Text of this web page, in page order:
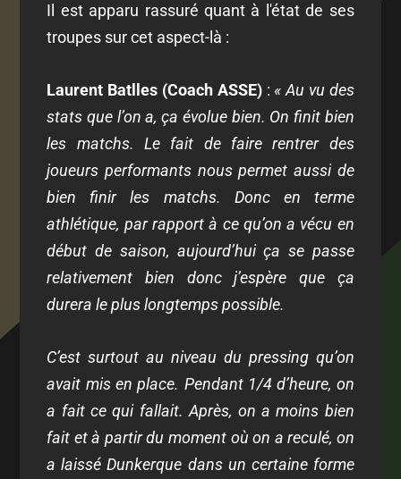
Il est apparu rassuré quant à l'état de ses
troupes sur cet aspect-là :
Laurent Batlles (Coach ASSE): « Au vu des
stats que l’on a, ça évolue bien. On finit bien
les matchs. Le fait de faire rentrer des
joueurs performants nous permet aussi de
bien finir les matchs. Donc en terme
athlétique, par rapport à ce qu’on a vécu en
début de saison, aujourd’hui ça se passe
relativement bien donc j’espère que ça
durera le plus longtemps possible.
C’est surtout au niveau du pressing qu’on
avait mis en place. Pendant 1/4 d’heure, on
a fait ce qui fallait. Après, on a moins bien
fait et à partir du moment où on a reculé, on
a laissé Dunkerque dans un certaine forme